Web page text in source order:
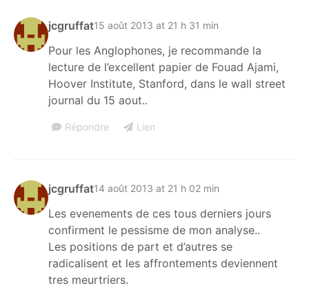
jcgruffat15 août 2013 at 21 h 31 min
Pour les Anglophones, je recommande la
lecture de l’excellent papier de Fouad Ajami,
Hoover Institute, Stanford, dans le wall street
journal du 15 aout..
Répondre Lien
jcgruffat14 août 2013 at 21 h 02 min
Les evenements de ces tous derniers jours
confirment le pessisme de mon analyse..
Les positions de part et d’autres se
radicalisent et les affrontements deviennent
tres meurtriers.